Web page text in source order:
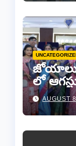
లో
డైమండ్
AUGUST